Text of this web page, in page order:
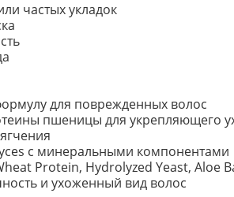
частых укладок
для поврежденных волос
пшеницы для укрепляющего
с минеральными компонентами
Protein, Hydrolyzed Yeast, Aloe
и ухоженный вид волос